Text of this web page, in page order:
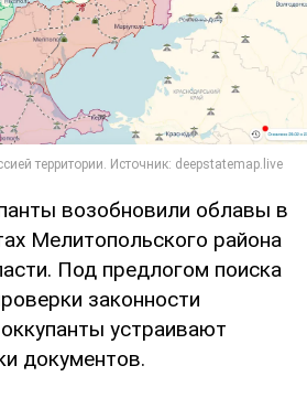
возобновили облавы в
Мелитопольского района
Под предлогом поиска
законности
устраивают
документов.